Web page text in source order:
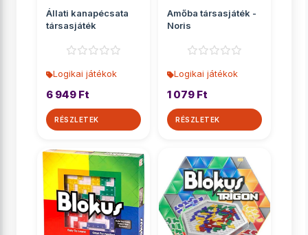
Állati kanapécsata
társasjáték
Logikai játékok
6 949 Ft
RÉSZLETEK
Amőba társasjáték -
Noris
Logikai játékok
1 079 Ft
RÉSZLETEK